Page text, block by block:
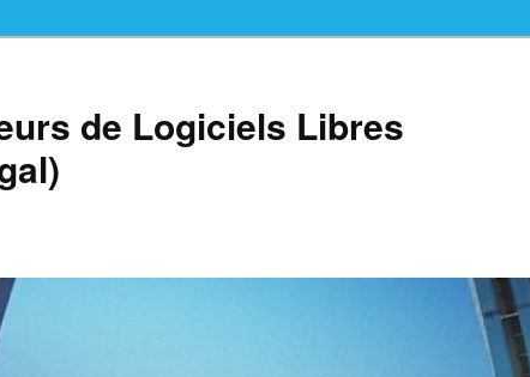
de Logiciels Libres